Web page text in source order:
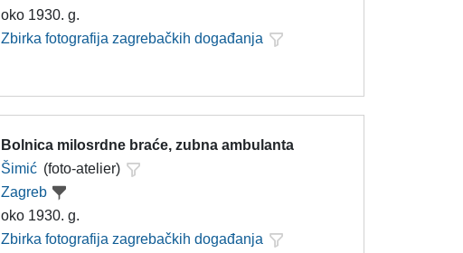
oko 1930. g.
Zbirka fotografija zagrebačkih događanja
Bolnica milosrdne braće, zubna ambulanta
Šimić (foto-atelier)
Zagreb
oko 1930. g.
Zbirka fotografija zagrebačkih događanja